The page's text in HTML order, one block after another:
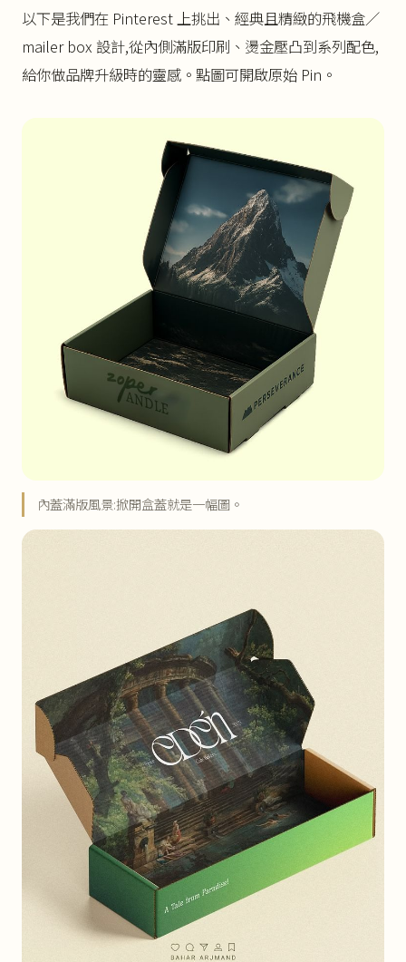
以下是我們在 Pinterest 上挑出、經典且精緻的飛機盒／
mailer box 設計,從內側滿版印刷、燙金壓凸到系列配色,
給你做品牌升級時的靈感。點圖可開啟原始 Pin。
內蓋滿版風景:掀開盒蓋就是一幅圖。